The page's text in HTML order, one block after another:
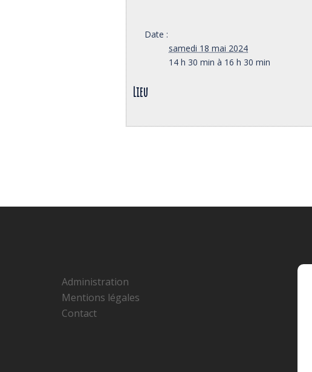
Date :
samedi 18 mai 2024
14 h 30 min à 16 h 30 min
Lieu
Administration
Mentions légales
Contact